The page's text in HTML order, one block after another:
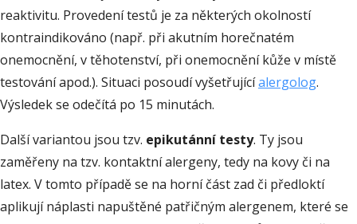
reaktivitu. Provedení testů je za některých okolností
kontraindikováno (např. při akutním horečnatém
onemocnění, v těhotenství, při onemocnění kůže v místě
testování apod.). Situaci posoudí vyšetřujícíalergolog.
Výsledek se odečítá po 15 minutách.
Další variantou jsou tzv. epikutánní testy. Ty jsou
zaměřeny na tzv. kontaktní alergeny, tedy na kovy či na
latex. V tomto případě se na horní část zad či předloktí
aplikují náplasti napuštěné patřičným alergenem, které se